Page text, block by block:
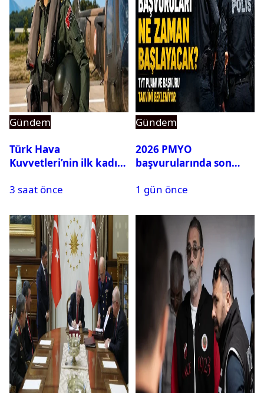
Gündem
Türk Hava
Kuvvetleri’nin ilk kadın
Karapınar hakkında
ortaya çıktı
3 saat önce
Gündem
2026 PMYO
başvurularında son
1 gün önce